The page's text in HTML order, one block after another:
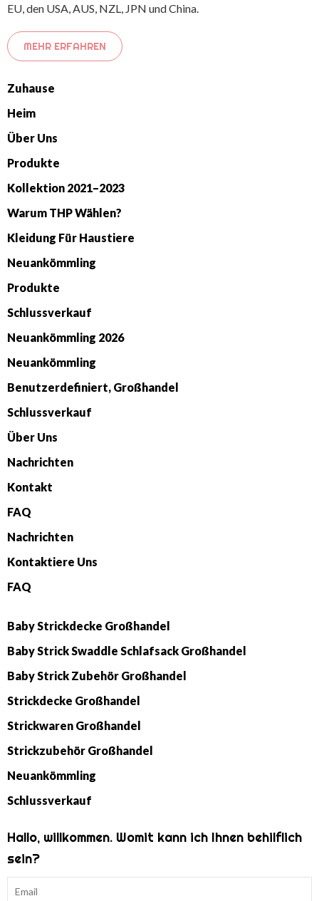
EU, den USA, AUS, NZL, JPN und China.
MEHR ERFAHREN
Zuhause
Heim
Über Uns
Produkte
Kollektion 2021–2023
Warum THP Wählen?
Kleidung Für Haustiere
Neuankömmling
Produkte
Schlussverkauf
Neuankömmling 2026
Neuankömmling
Benutzerdefiniert, Großhandel
Schlussverkauf
Über Uns
Nachrichten
Kontakt
FAQ
Nachrichten
Kontaktiere Uns
FAQ
Baby Strickdecke Großhandel
Baby Strick Swaddle Schlafsack Großhandel
Baby Strick Zubehör Großhandel
Strickdecke Großhandel
Strickwaren Großhandel
Strickzubehör Großhandel
Neuankömmling
Schlussverkauf
Hallo, willkommen. Womit kann ich Ihnen behilflich
sein?